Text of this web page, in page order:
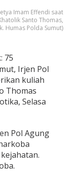
Imam Effendi saat
Santo Thomas,
Humas Polda Sumut)
75
Irjen Pol
kuliah
Thomas
Selasa
Pol Agung